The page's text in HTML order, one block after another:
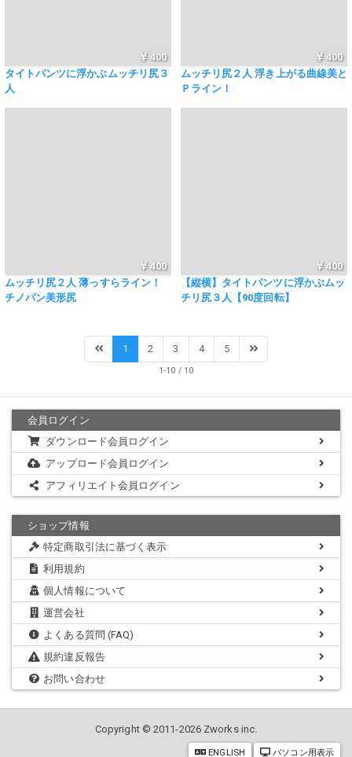
400
タイトパンツに浮かぶムッチリ尻３
人
400
ムッチリ尻２人 浮き上がる曲線美と
Ｐライン！
400
ムッチリ尻２人 薄っすらライン！
チノパン美形尻
400
【縦横】タイトパンツに浮かぶムッ
チリ尻３人【90度回転】
1 2 3 4 5
1-10 / 10
会員ログイン
ダウンロード会員ログイン
アップロード会員ログイン
アフィリエイト会員ログイン
ショップ情報
特定商取引法に基づく表示
利用規約
個人情報について
運営会社
よくある質問 (FAQ)
規約違反報告
お問い合わせ
Copyright © 2011-2026 Zworks inc.
ENGLISH パソコン用表示